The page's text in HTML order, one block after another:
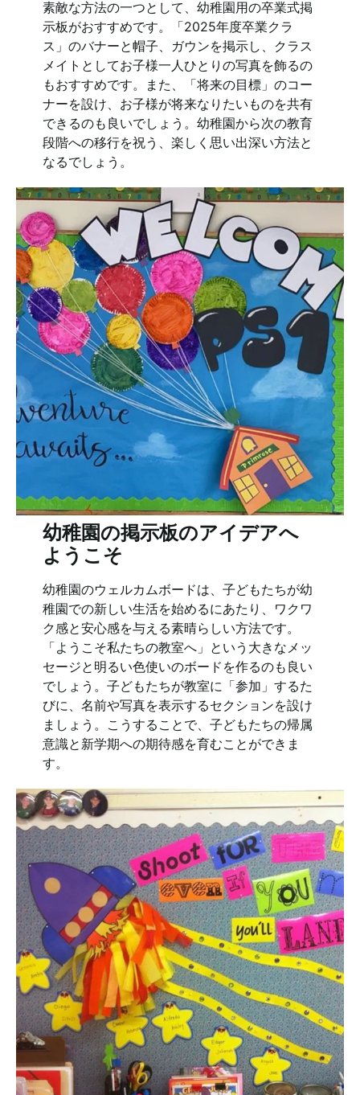
素敵な方法の一つとして、幼稚園用の卒業式掲
示板がおすすめです。「2025年度卒業クラ
ス」のバナーと帽子、ガウンを掲示し、クラス
メイトとしてお子様一人ひとりの写真を飾るの
もおすすめです。また、「将来の目標」のコー
ナーを設け、お子様が将来なりたいものを共有
できるのも良いでしょう。幼稚園から次の教育
段階への移行を祝う、楽しく思い出深い方法と
なるでしょう。
幼稚園の掲示板のアイデアへ
ようこそ
幼稚園のウェルカムボードは、子どもたちが幼
稚園での新しい生活を始めるにあたり、ワクワ
ク感と安心感を与える素晴らしい方法です。
「ようこそ私たちの教室へ」という大きなメッ
セージと明るい色使いのボードを作るのも良い
でしょう。子どもたちが教室に「参加」するた
びに、名前や写真を表示するセクションを設け
ましょう。こうすることで、子どもたちの帰属
意識と新学期への期待感を育むことができま
す。